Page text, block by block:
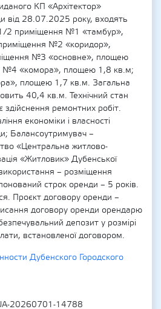
КП «Архітектор»
від 28.07.2025 року, входять
2 приміщення №1 «тамбур»,
№2 «коридор»,
№3 «основне», площею
№4 «комора», площею 1,8 кв.м;
площею 1,7 кв.м. Загальна
40,4 кв.м. Технічний стан
ремонтних робіт.
економіки і власності
Балансоутримувач –
«Центральна житлово-
«Житловик» Дубенської
– розміщення
строк оренди – 5 років.
Проєкт договору оренди –
договору оренди орендарю
депозит у розмірі
встановленої договором.
Дубенского Городского
20260701-14788